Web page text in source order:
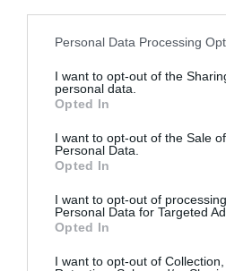
Personal Data Processing
I want to opt-out of the
personal data.
Opted In
I want to opt-out of the Sale
Personal Data.
Opted In
I want to opt-out of
Personal Data for Targeted
Opted In
I want to opt-out of Collection,
Newsletter
Κάθε βδομάδα στο e-mail σας